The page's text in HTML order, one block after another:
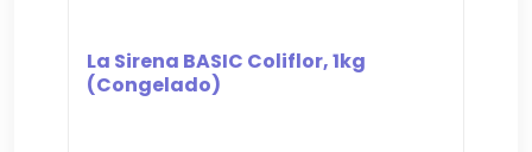
La Sirena BASIC Coliflor, 1kg
(Congelado)